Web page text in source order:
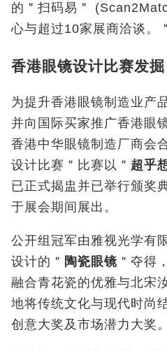
的＂扫码易＂
心与超过10家展商洽谈。＂
香港眼镜设计比赛发
为提升香港眼镜制造业产
并向国际买家推广香港眼
香港中华眼镜制造厂商会
设计比赛＂比赛以＂ 超乎
已正式揭盅并已举行颁奖
于展会期间展出。
公开组冠军由雅视光学有
设计的＂ 陶瓷眼镜 ＂夺得
融合青花瓷的优雅与北宋
地将传统文化与现代时尚
创意大奖及市场潜力大奖。